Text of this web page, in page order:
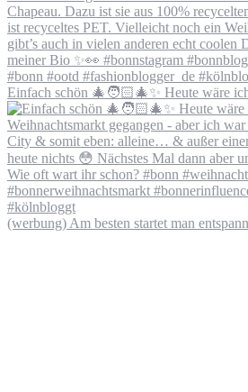
Einfach schön 🎄🧑🏻‍🎄✨ Heute wäre
(werbung) Am besten startet man